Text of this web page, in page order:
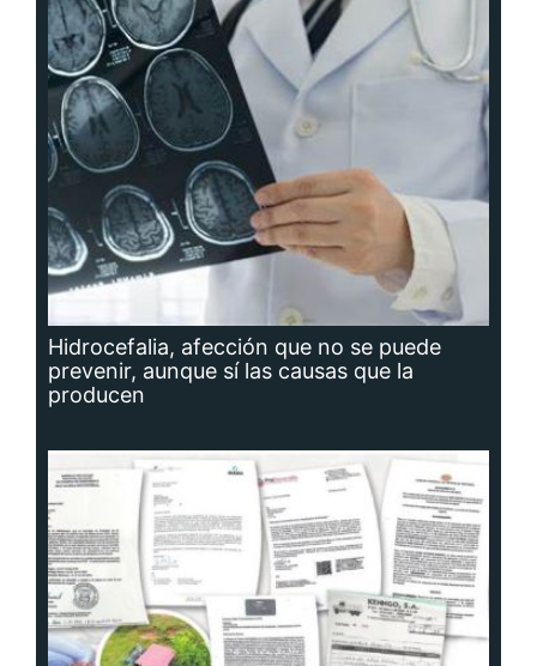
Hidrocefalia, afección que no se puede
prevenir, aunque sí las causas que la
producen